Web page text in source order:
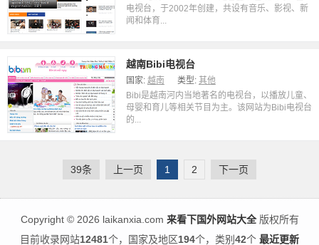
电视台，于2002年创建，共设有音乐、影视、新
闻和体育...
越南Bibi电视台
国家: 越南 类型: 其他
Bibi是越南河内当地著名的电视台，以播放儿童、
母婴和育儿等相关节目为主。该网站为Bibi电视台
的...
39条 上一页 1 2 下一页
Copyright ©2026 laikanxia.com 来看下国外网站大全版权所有
目前收录网站12481个，国家及地区194个，类别 42个 最近更新